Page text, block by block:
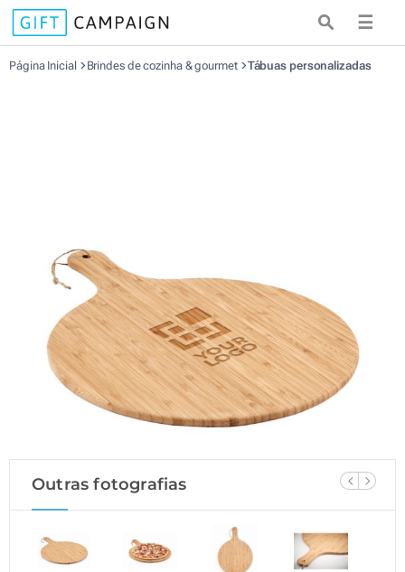
☰
Página Inicial Brindes de cozinha & gourmet Tábuas personalizadas
Outras fotografias